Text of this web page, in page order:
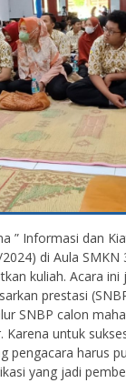
” Informasi dan
di Aula
kuliah. Acara
prestasi
SNBP calon
Karena untuk
pengacara harus
yang jadi